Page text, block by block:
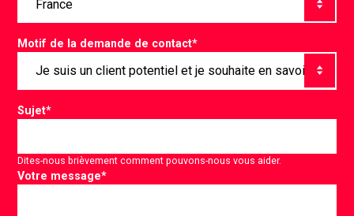
Motif de la demande de contact*
Sujet*
Dites-nous brièvement comment pouvons-nous vous aider.
Votre message*